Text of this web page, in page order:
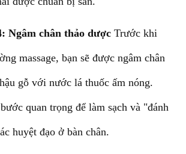
Ngâm chân thảo dược Trước khi
massage, bạn sẽ được ngâm chân
gỗ với nước lá thuốc ấm nóng.
quan trọng để làm sạch và "đánh
huyệt đạo ở bàn chân.